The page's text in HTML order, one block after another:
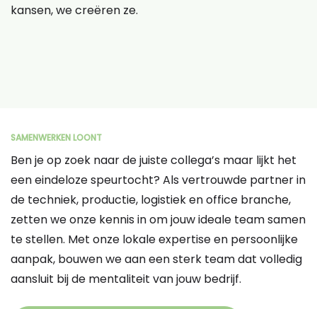
kansen, we creëren ze.
SAMENWERKEN LOONT
Ben je op zoek naar de juiste collega’s maar lijkt het
een eindeloze speurtocht? Als vertrouwde partner in
de techniek, productie, logistiek en office branche,
zetten we onze kennis in om jouw ideale team samen
te stellen. Met onze lokale expertise en persoonlijke
aanpak, bouwen we aan een sterk team dat volledig
aansluit bij de mentaliteit van jouw bedrijf.